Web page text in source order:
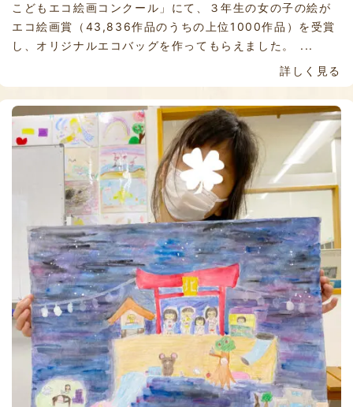
こどもエコ絵画コンクール」にて、３年生の女の子の絵が
エコ絵画賞（43,836作品のうちの上位1000作品）を受賞
し、オリジナルエコバッグを作ってもらえました。 ...
詳しく見る